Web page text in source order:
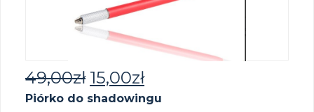
49,00zł 15,00zł
Piórko do shadowingu